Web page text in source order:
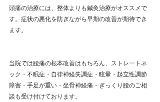
頭痛の治療には、整体よりも鍼灸治療がオススメで
す。症状の悪化を防ぎながら早期の改善が期待でき
ます。
当院では腰痛の根本改善はもちろん、ストレートネ
ック・不眠症・自律神経失調症・眩暈・起立性調節
障害・手足が重い・坐骨神経痛・ぎっくり腰のご相
談も受け付けております。